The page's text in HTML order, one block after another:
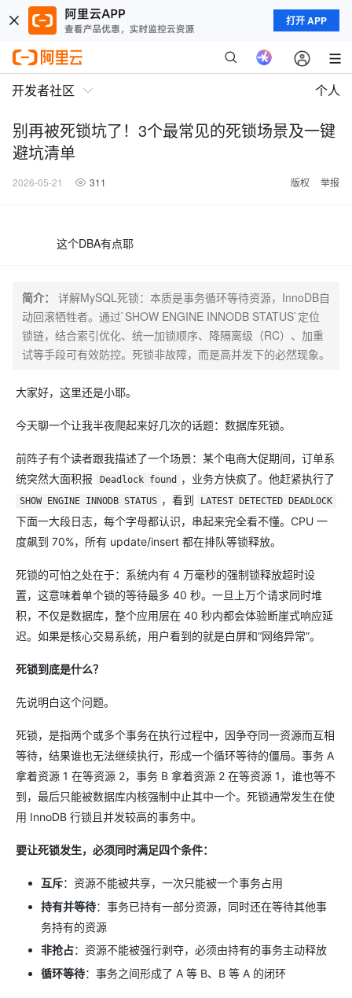
打开 APP
开发者社区 个人
别再被死锁坑了！3个最常见的死锁场景及一键
避坑清单
2026-05-21 311 版权 举报
这个DBA有点耶
简介：
详解MySQL死锁：本质是事务循环等待资源，InnoDB自
动回滚牺牲者。通过`SHOW ENGINE INNODB STATUS`定位
锁链，结合索引优化、统一加锁顺序、降隔离级（RC）、加重
试等手段可有效防控。死锁非故障，而是高并发下的必然现象。
大家好，这里还是小耶。
今天聊一个让我半夜爬起来好几次的话题：数据库死锁。
前阵子有个读者跟我描述了一个场景：某个电商大促期间，订单系
统突然大面积报
Deadlock found ，业务方快疯了。他赶紧执行了
SHOW ENGINE INNODB STATUS ，看到 LATEST DETECTED DEADLOCK
下面一大段日志，每个字母都认识，串起来完全看不懂。CPU 一
度飙到 70%，所有 update/insert 都在排队等锁释放。
死锁的可怕之处在于：系统内有 4 万毫秒的强制锁释放超时设
置，这意味着单个锁的等待最多 40 秒。一旦上万个请求同时堆
积，不仅是数据库，整个应用层在 40 秒内都会体验断崖式响应延
迟。如果是核心交易系统，用户看到的就是白屏和“网络异常”。
死锁到底是什么？
先说明白这个问题。
死锁，是指两个或多个事务在执行过程中，因争夺同一资源而互相
等待，结果谁也无法继续执行，形成一个循环等待的僵局。事务 A
拿着资源 1 在等资源 2，事务 B 拿着资源 2 在等资源 1，谁也等不
到，最后只能被数据库内核强制中止其中一个。死锁通常发生在使
用 InnoDB 行锁且并发较高的事务中。
要让死锁发生，必须同时满足四个条件：
互斥​：资源不能被共享，一次只能被一个事务占用
持有并等待​：事务已持有一部分资源，同时还在等待其他事
务持有的资源
非抢占​：资源不能被强行剥夺，必须由持有的事务主动释放
循环等待​：事务之间形成了 A 等 B、B 等 A 的闭环